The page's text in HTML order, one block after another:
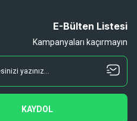
E-Bülten Listesi
Kampanyaları kaçırmayın
KAYDOL